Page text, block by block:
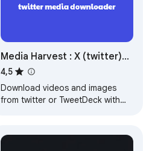
Media Harvest : X (twitter)
Media Downloader
4,5
Download videos and images
from twitter or TweetDeck with